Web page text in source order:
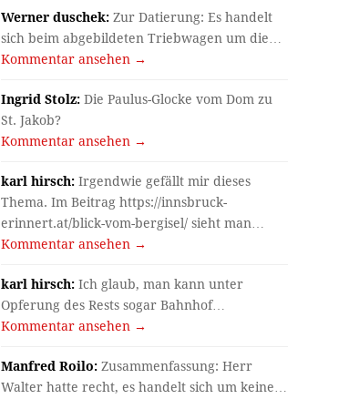
Werner duschek: Zur Datierung: Es handelt
sich beim abgebildeten Triebwagen um die…
Kommentar ansehen →
Ingrid Stolz: Die Paulus-Glocke vom Dom zu
St. Jakob?
Kommentar ansehen →
karl hirsch: Irgendwie gefällt mir dieses
Thema. Im Beitrag https://innsbruck-
erinnert.at/blick-vom-bergisel/ sieht man…
Kommentar ansehen →
karl hirsch: Ich glaub, man kann unter
Opferung des Rests sogar Bahnhof…
Kommentar ansehen →
Manfred Roilo: Zusammenfassung: Herr
Walter hatte recht, es handelt sich um keine…